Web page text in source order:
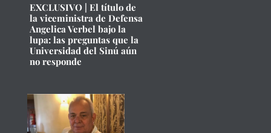
EXCLUSIVO | El título de
la viceministra de Defensa
Angelica Verbel bajo la
lupa: las preguntas que la
Universidad del Sinú aún
no responde